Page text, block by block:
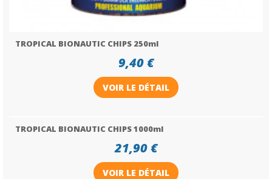
TROPICAL BIONAUTIC CHIPS 250ml
9,40 €
VOIR LE DÉTAIL
TROPICAL BIONAUTIC CHIPS 1000ml
21,90 €
VOIR LE DÉTAIL